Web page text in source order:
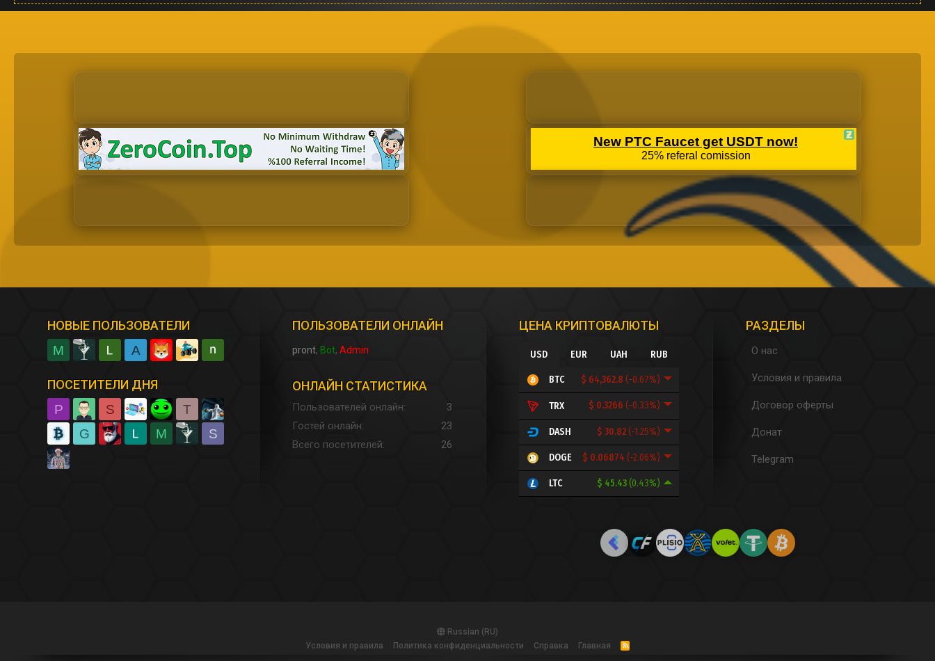
НОВЫЕ ПОЛЬЗОВАТЕЛИ
M A
ПОСЕТИТЕЛИ ДНЯ
P S
T
G
M S
ПОЛЬЗОВАТЕЛИ ОНЛАЙН
pront Bot Admin
ОНЛАЙН СТАТИСТИКА
Пользователей онлайн
3
Гостей онлайн
23
Всего посетителей
26
ЦЕНА КРИПТОВАЛЮТЫ
USD EUR UAH RUB
$ 64,362.8(-0.67%)
BTC
$ 0.3266(-0.33%)
TRX
$ 30.82(-1.25%)
DASH
$ 0.06874(-2.06%)
DOGE
$ 45.43(0.43%)
LTC
РАЗДЕЛЫ
О нас
Условия и правила
Договор оферты
Донат
Telegram
Russian (RU)
Условия и правила
Политика конфиденциальности Справка Главная
R